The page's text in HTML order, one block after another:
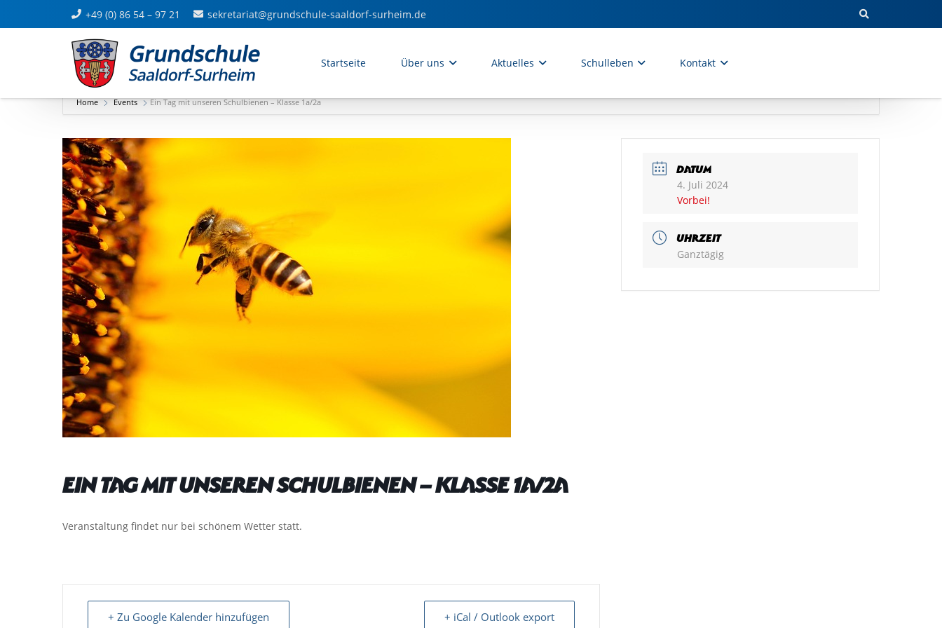
+49 (0) 86 54 – 97 21 sekretariat@grundschule-saaldorf-surheim.de
Startseite Über uns Aktuelles Schulleben Kontakt
Home Events Ein Tag mit unseren Schulbienen – Klasse 1a/2a
Ein Tag mit unseren Schulbienen – Klasse 1a/2a
Veranstaltung findet nur bei schönem Wetter statt.
+ Zu Google Kalender hinzufügen + iCal / Outlook export
DATUM
4. Juli 2024
Vorbei!
UHRZEIT
Ganztägig